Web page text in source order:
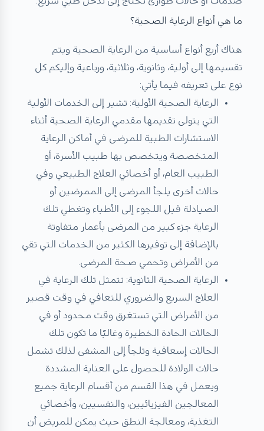
ما هي أنواع الرعاية الصحية؟​
هناك أربع أنواع أساسية من الرعاية الصحية ويتم
تقسيمها إلى أولية، وثانوية، وثلاثية، ورباعية وإليكم كل
نوع على تعريفه فيما يأتي:
الرعاية الصحية الأولية: تشير إلى الخدمات الأولية
التي يتولى تقديمها مقدمي الرعاية الصحية أثناء
الاستشارات الطبية للمرضى في أماكن الرعاية
المتخصصة ويتخصص بها طبيب الأسرة، أو
الطبيب العام، أو أخصائي العلاج الطبيعي وفي
حالات أخرى يلجأ المرضى إلى الممرضين أو
الصيادلة قبل اللجوء إلى الأطباء وتغطي تلك
الرعاية جزء كبير من المرضى بأعمار متفاوتة
بالإضافة إلى توفيرها الكثير من الخدمات التي تقي
من الأمراض وتحمي صحة المرضى.
الرعاية الصحية الثانوية: تتمثل تلك الرعاية في
العلاج السريع والضروري للتعافي في وقت قصير
من الأمراض التي تستغرق وقت محدود أو في
الحالات الحادة الخطيرة وغالبًا ما تكون تلك
الحالات إسعافية وتلجأ إلى المشفى لذلك تشمل
حالات الولادة للحصول على العناية المشددة
ويعمل في هذا القسم من أقسام الرعاية جميع
المعالجين الفيزيائيين، والنفسيين، وأخصائي
التغذية، ومعالجة النطق حيث يمكن للمريض أن